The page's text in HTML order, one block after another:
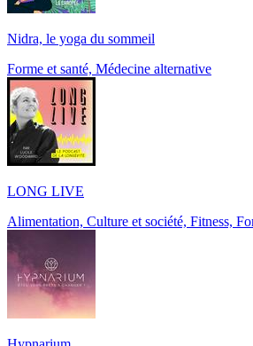
Nidra, le yoga du sommeil
Forme et santé, Médecine alternative
LONG LIVE
Alimentation, Culture et société, Fitness,